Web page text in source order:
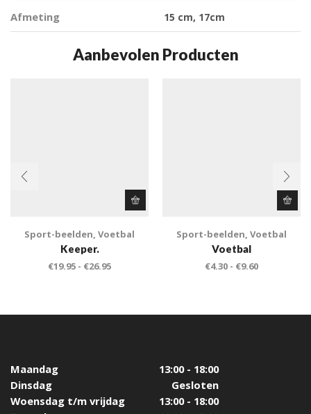
Afmeting 15 cm, 17cm
Aanbevolen Producten
Sport-beelden, Voetbal
Keeper.
€19.95 - €26.95
Sport-beelden, Voetbal
Voetbal
€4.30 - €9.60
Maandag
13:00 - 18:00
Dinsdag
Gesloten
Woensdag t/m vrijdag
13:00 - 18:00